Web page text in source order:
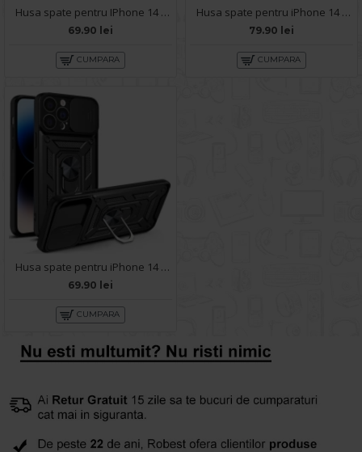
Husa spate pentru IPhone 14 Pro Max- Dun case Mov
69.90 lei
CUMPARA
Husa spate pentru iPhone 14 Pro Max - Lito Case Albastru
79.90 lei
CUMPARA
Husa spate pentru iPhone 14 Pro Max - Slide Case Negru
69.90 lei
CUMPARA